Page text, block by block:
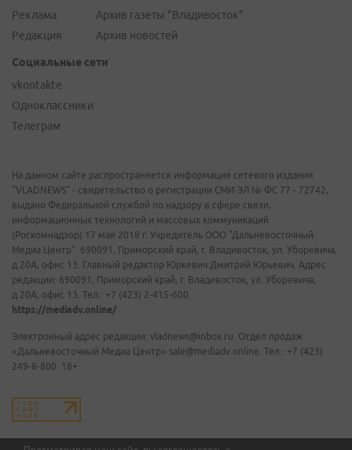
Реклама
Редакция
Архив газеты "Владивосток"
Архив новостей
Социальные сети
vkontakte
Одноклассники
Телеграм
На данном сайте распространяется информация сетевого издания
"VLADNEWS" - свидетельство о регистрации СМИ ЭЛ № ФС 77 - 72742,
выдано Федеральной службой по надзору в сфере связи,
информационных технологий и массовых коммуникаций
(Роскомнадзор) 17 мая 2018 г. Учредитель ООО "Дальневосточный
Медиа Центр". 690091, Приморский край, г. Владивосток, ул. Уборевича,
д.20А, офис 13. Главный редактор Юркевич Дмитрий Юрьевич. Адрес
редакции: 690091, Приморский край, г. Владивосток, ул. Уборевича,
д.20А, офис 13. Тел.: +7 (423) 2-415-600.
https://mediadv.online/
Электронный адрес редакции: vladnews@inbox.ru. Отдел продаж
«Дальневосточный Медиа Центр» sale@mediadv.online. Тел.: +7 (423)
249-8-800. 18+